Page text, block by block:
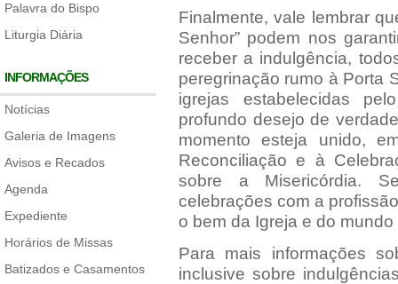
Palavra do Bispo
Liturgia Diária
INFORMAÇÕES
Notícias
Galeria de Imagens
Avisos e Recados
Agenda
Expediente
Horários de Missas
Batizados e Casamentos
Finalmente, vale lembrar
Senhor” podem nos
receber a indulgência,
peregrinação rumo à Porta
igrejas estabelecidas
profundo desejo de
momento esteja unido,
Reconciliação e à
sobre a Misericórdia.
celebrações com a
o bem da Igreja e do mundo
Para mais informações
inclusive sobre